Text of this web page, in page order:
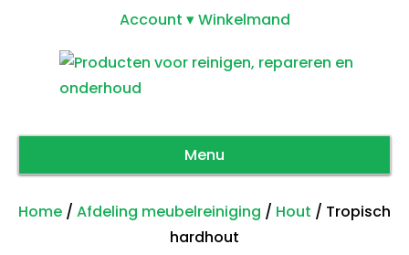
Account Winkelmand
Menu
Home / Afdeling meubelreiniging / Hout / Tropisch
hardhout